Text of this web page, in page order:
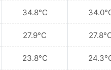
34.8°C
27.9°C
23.8°C